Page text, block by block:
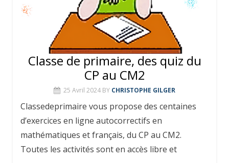
Classe de primaire, des quiz du
CP au CM2
25 Avril 2024 BY CHRISTOPHE GILGER
Classedeprimaire vous propose des centaines
d’exercices en ligne autocorrectifs en
mathématiques et français, du CP au CM2.
Toutes les activités sont en accès libre et